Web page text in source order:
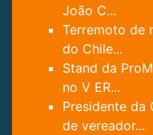
João C...
Terremoto de
do Chile...
Stand da
no V ER...
Presidente da
de vereador...